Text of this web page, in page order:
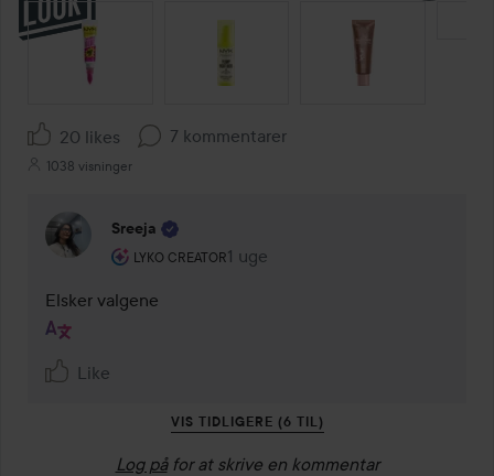
SPRING OVER SEKTIONEN
20 likes 7 kommentarer
1038 visninger
Sreeja
LYKO CREATOR
Brugerens rolle: Lyko Creator.
1 uge
Kommentaren lades 1 uge
Elsker valgene
Like
VIS TIDLIGERE (6 TIL)
Log på for at skrive en kommentar